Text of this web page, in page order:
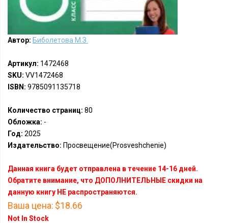
Автор: Биболетова М.З.
Артикул: 1472468
SKU: VV1472468
ISBN: 9785091135718
Количество страниц: 80
Обложка: -
Год: 2025
Издательство: Просвещение(Prosveshchenie)
Данная книга будет отправлена в течение 14-16 дней.
Обратите внимание, что ДОПОЛНИТЕЛЬНЫЕ скидки на
данную книгу НЕ распространяются.
Ваша цена: $18.66
Not In Stock